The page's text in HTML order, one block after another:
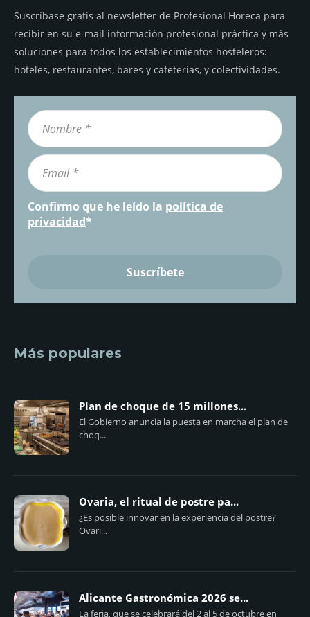
Suscríbase gratis al newsletter de Profesional Horeca para
recibir en su e-mail información profesional práctica y más
soluciones para todos los establecimientos hosteleros:
hoteles, restaurantes, bares y cafeterías, y colectividades.
Confirmo que he leído la política de
privacidad*
Más populares
Plan de choque de 15 millones...
El Gobierno anuncia la puesta en marcha el plan de
choq...
Ovaria, el ritual de postre pa...
¿Es posible innovar en la experiencia del postre?
Ovari...
Alicante Gastronómica 2026 se...
La feria, que se celebrará del 2 al 5 de octubre en